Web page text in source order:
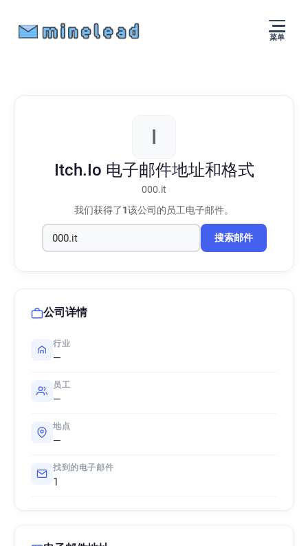
菜单
I
Itch.Io 电子邮件地址和格式
000.it
我们获得了1该公司的员工电子邮件。
搜索邮件
公司详情
行业
—
员工
—
地点
—
找到的电子邮件
1